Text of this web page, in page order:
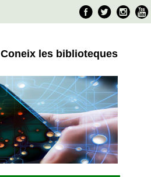
Twitter
Coneix les biblioteques